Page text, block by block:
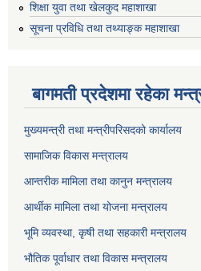
शिक्षा युवा तथा खेलकुद महाशाखा
सूचना प्रविधि तथा तथ्याङ्क महाशाखा
बागमती प्रदेशमा रहेका
मुख्यमन्त्री तथा मन्त्रीपरिसदको कार्यालय
सामाजिक विकास मन्त्रालय
आन्तरीक मामिला तथा कानुन मन्त्रालय
आर्थीक मामिला तथा योजना मन्त्रालय
भूमि व्यवस्था, कृषी तथा सहकारी मन्त्रालय
भौतिक पूर्वाधार तथा विकास मन्त्रालय